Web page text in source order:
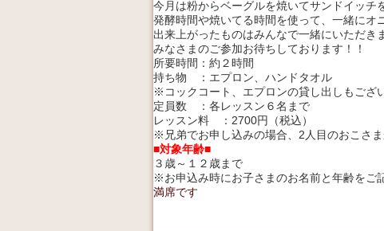
今月は粉からベーグルを焼いてサンドイッチ
発酵時間や焼いてる時間を使って、一緒にオ
出来上がったものはみんなで一緒にいただき
みなさまのご参加お待ちしております！！
所要時間：約２時間
持ち物 ：エプロン、ハンドタオル
※コックコート、エプロンの貸し出しもござ
定員数 ：各レッスン６名まで
レッスン料 ：2700円（税込）
※兄弟でお申し込みの場合、2人目のおこさま
■対象年齢■
３歳～１２歳まで
※お申込み時にお子さまのお名前と年齢をご
満席です